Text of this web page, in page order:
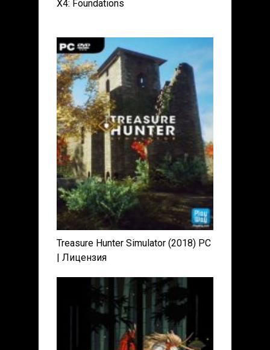
X4: Foundations
Treasure Hunter Simulator (2018) PC
| Лицензия